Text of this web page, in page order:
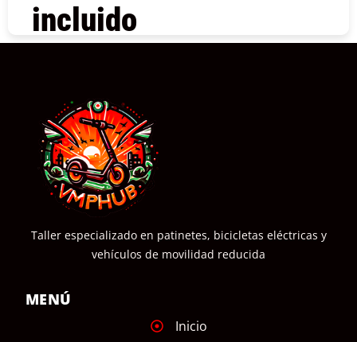
incluido
Taller especializado en patinetes, bicicletas eléctricas y
vehículos de movilidad reducida
MENÚ
Inicio